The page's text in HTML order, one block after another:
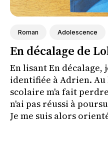
Roman Adolescence
En décalage de
En lisant En décalage,
identifiée à Adrien.
scolaire m'a fait
n'ai pas réussi à
Je me suis alors